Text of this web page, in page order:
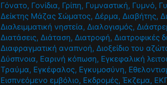
Γόνατο, Γονίδια, Γρίπη, Γυμναστική, Γυμνό,
Δείκτης Μάζας Σώματος, Δέρμα, Διαβήτης,
Διαλειμματική νηστεία, Διαλογισμός,
Διατάσεις, Διάταση, Διατροφή, Διατροφικές
Διαφραγματική αναπνοή, Διοξείδιο του
Δύσπνοια, Εαρινή κόπωση, Εγκεφαλική
Τραύμα, Εγκέφαλος, Εγκυμοσύνη,
Εισπνεόμενο εμβόλιο, Εκδρομές,Έκζεμα,